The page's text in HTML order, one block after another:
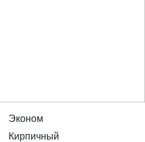
Эконом
Кирпичный